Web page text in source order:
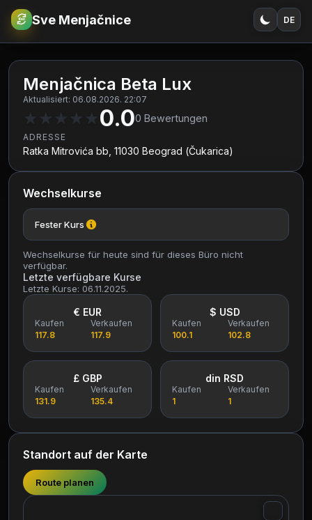
€RSD Sve Menjačnice DE
Menjačnica Beta Lux
Aktualisiert: 06.08.2026. 22:07
★ ★ ★ ★ ★0.00 Bewertungen
ADRESSE
Ratka Mitrovića bb, 11030 Beograd (Čukarica)
Wechselkurse
Fester Kurs
Wechselkurse für heute sind für dieses Büro nicht
verfügbar.
Letzte verfügbare Kurse
Letzte Kurse: 06.11.2025.
€ EUR
Kaufen
117.8
Verkaufen
117.9
$ USD
Kaufen
100.1
Verkaufen
102.8
£ GBP
Kaufen
131.9
Verkaufen
135.4
din RSD
Kaufen
1
Verkaufen
1
Standort auf der Karte
Route planen